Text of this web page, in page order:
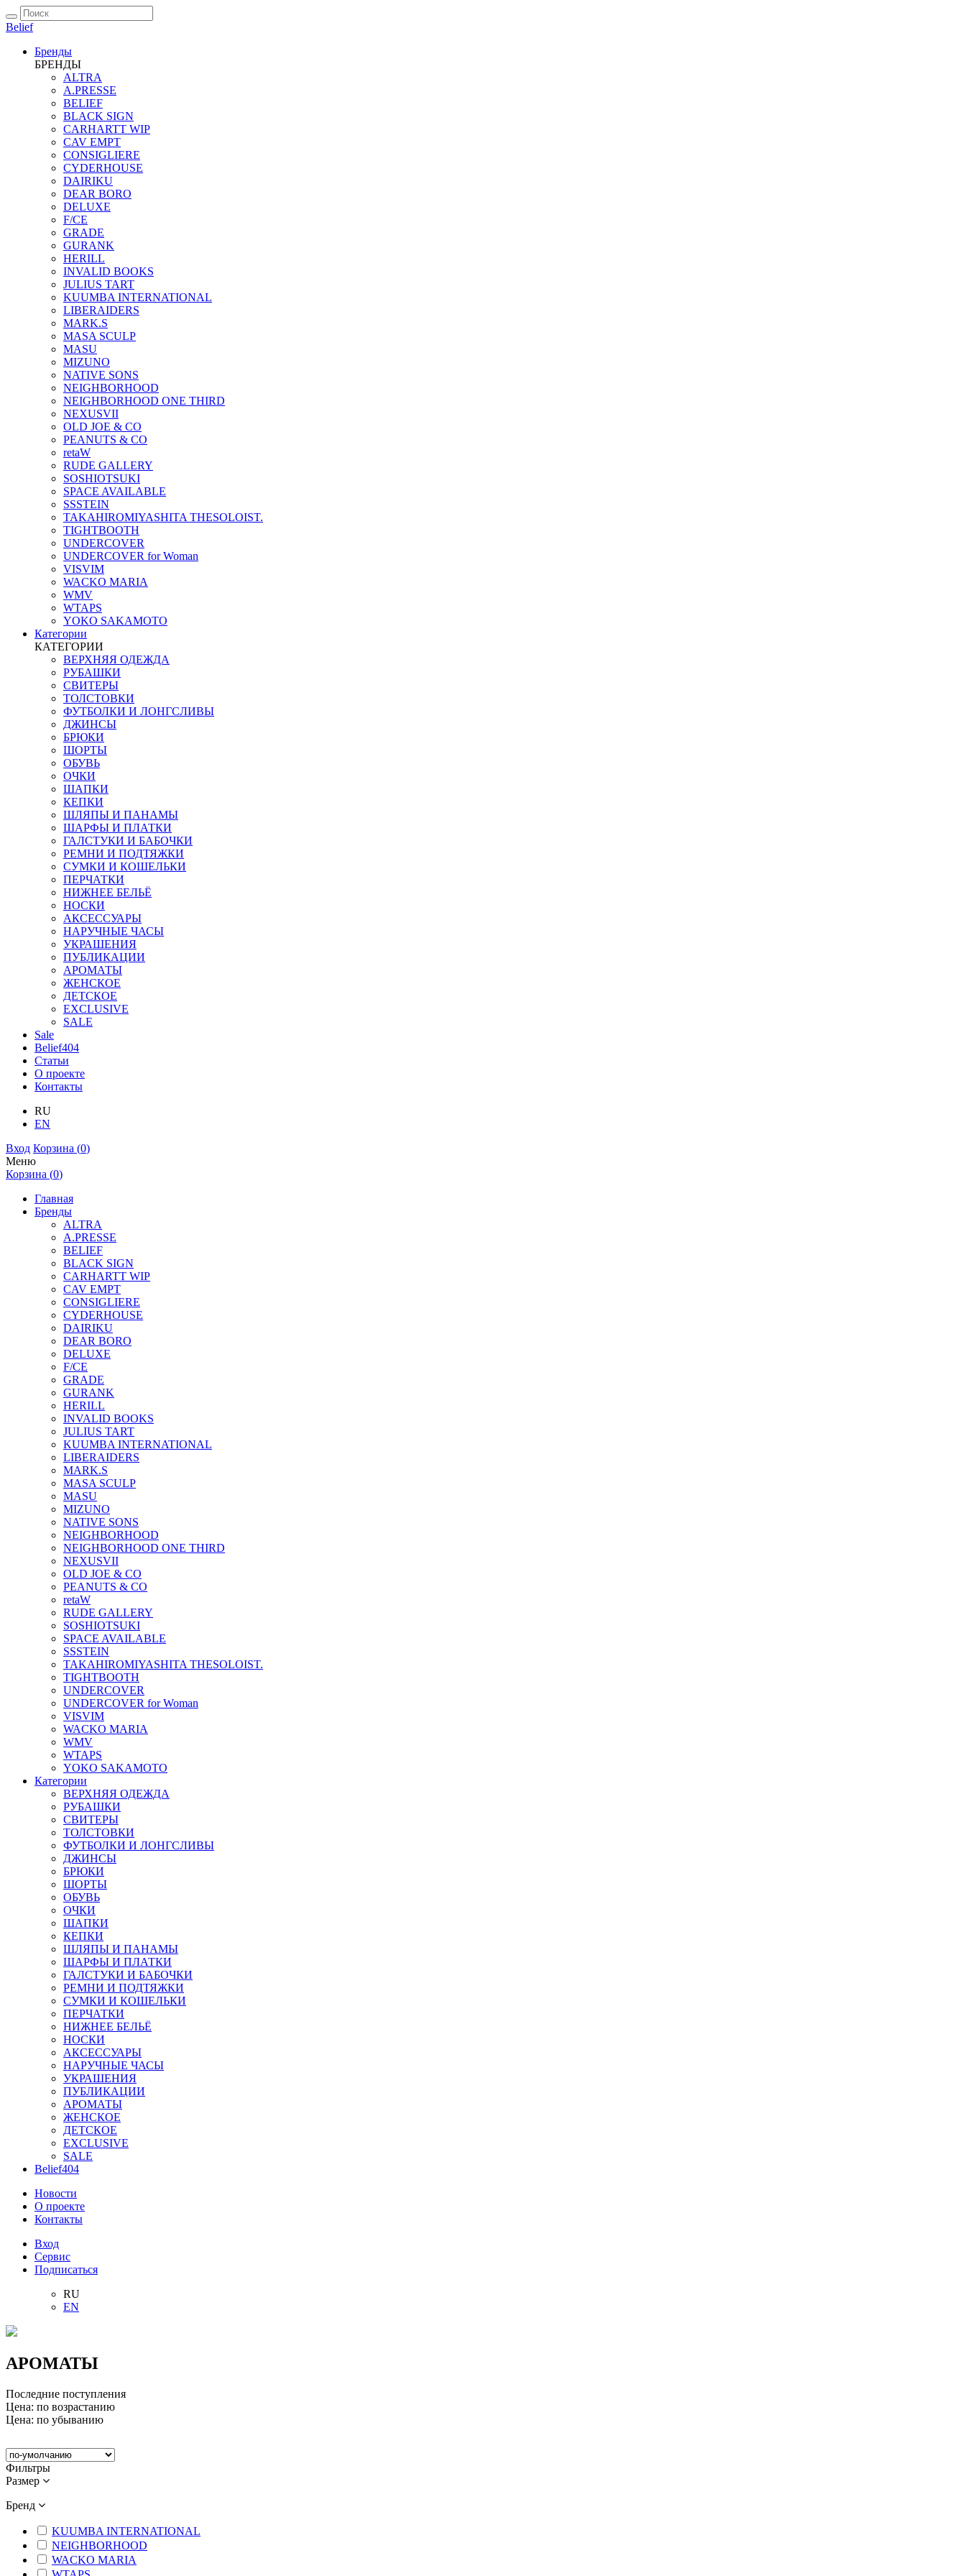
Belief
Бренды
БРЕНДЫ
ALTRA
A.PRESSE
BELIEF
BLACK SIGN
CARHARTT WIP
CAV EMPT
CONSIGLIERE
CYDERHOUSE
DAIRIKU
DEAR BORO
DELUXE
F/CE
GRADE
GURANK
HERILL
INVALID BOOKS
JULIUS TART
KUUMBA INTERNATIONAL
LIBERAIDERS
MARK.S
MASA SCULP
MASU
MIZUNO
NATIVE SONS
NEIGHBORHOOD
NEIGHBORHOOD ONE THIRD
NEXUSVII
OLD JOE & CO
PEANUTS & CO
retaW
RUDE GALLERY
SOSHIOTSUKI
SPACE AVAILABLE
SSSTEIN
TAKAHIROMIYASHITA THESOLOIST.
TIGHTBOOTH
UNDERCOVER
UNDERCOVER for Woman
VISVIM
WACKO MARIA
WMV
WTAPS
YOKO SAKAMOTO
Категории
КАТЕГОРИИ
ВЕРХНЯЯ ОДЕЖДА
РУБАШКИ
СВИТЕРЫ
ТОЛСТОВКИ
ФУТБОЛКИ И ЛОНГСЛИВЫ
ДЖИНСЫ
БРЮКИ
ШОРТЫ
ОБУВЬ
ОЧКИ
ШАПКИ
КЕПКИ
ШЛЯПЫ И ПАНАМЫ
ШАРФЫ И ПЛАТКИ
ГАЛСТУКИ И БАБОЧКИ
РЕМНИ И ПОДТЯЖКИ
СУМКИ И КОШЕЛЬКИ
ПЕРЧАТКИ
НИЖНЕЕ БЕЛЬЁ
НОСКИ
АКСЕССУАРЫ
НАРУЧНЫЕ ЧАСЫ
УКРАШЕНИЯ
ПУБЛИКАЦИИ
АРОМАТЫ
ЖЕНСКОЕ
ДЕТСКОЕ
EXCLUSIVE
SALE
Sale
Belief404
Статьи
О проекте
Контакты
RU
EN
Вход Корзина (0)
Меню
Корзина (0)
Главная
Бренды
ALTRA
A.PRESSE
BELIEF
BLACK SIGN
CARHARTT WIP
CAV EMPT
CONSIGLIERE
CYDERHOUSE
DAIRIKU
DEAR BORO
DELUXE
F/CE
GRADE
GURANK
HERILL
INVALID BOOKS
JULIUS TART
KUUMBA INTERNATIONAL
LIBERAIDERS
MARK.S
MASA SCULP
MASU
MIZUNO
NATIVE SONS
NEIGHBORHOOD
NEIGHBORHOOD ONE THIRD
NEXUSVII
OLD JOE & CO
PEANUTS & CO
retaW
RUDE GALLERY
SOSHIOTSUKI
SPACE AVAILABLE
SSSTEIN
TAKAHIROMIYASHITA THESOLOIST.
TIGHTBOOTH
UNDERCOVER
UNDERCOVER for Woman
VISVIM
WACKO MARIA
WMV
WTAPS
YOKO SAKAMOTO
Категории
ВЕРХНЯЯ ОДЕЖДА
РУБАШКИ
СВИТЕРЫ
ТОЛСТОВКИ
ФУТБОЛКИ И ЛОНГСЛИВЫ
ДЖИНСЫ
БРЮКИ
ШОРТЫ
ОБУВЬ
ОЧКИ
ШАПКИ
КЕПКИ
ШЛЯПЫ И ПАНАМЫ
ШАРФЫ И ПЛАТКИ
ГАЛСТУКИ И БАБОЧКИ
РЕМНИ И ПОДТЯЖКИ
СУМКИ И КОШЕЛЬКИ
ПЕРЧАТКИ
НИЖНЕЕ БЕЛЬЁ
НОСКИ
АКСЕССУАРЫ
НАРУЧНЫЕ ЧАСЫ
УКРАШЕНИЯ
ПУБЛИКАЦИИ
АРОМАТЫ
ЖЕНСКОЕ
ДЕТСКОЕ
EXCLUSIVE
SALE
Belief404
Новости
О проекте
Контакты
Вход
Сервис
Подписаться
RU
EN
АРОМАТЫ
Последние поступления
Цена: по возрастанию
Цена: по убыванию
Фильтры
Размер
Бренд
KUUMBA INTERNATIONAL
NEIGHBORHOOD
WACKO MARIA